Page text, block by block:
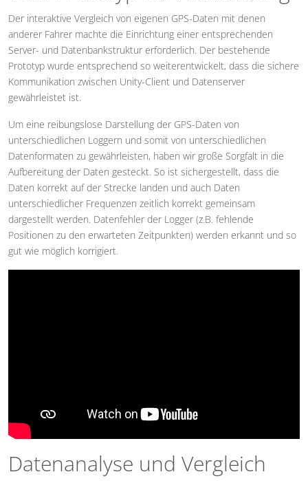
Der interaktive Vergleich von eigenen GPS-Daten mit denen
anderer Fahrer machte die Einrichtung einer entsprechenden
Server- und Datenbankstruktur erforderlich. Der bestehende
Prototyp wurde entsprechend so weiterentwickelt, dass die sichere
Kommunikation zwischen Unity-Client und Datenserver
gewährleistet ist.
Um eine reibungslose Darstellung der GPS-Daten von
unterschiedlichen Loggern und somit von unterschiedlichen
Datenformaten zu gewährleisten, haben wir große Sorgfalt in die
Aufbereitung der Daten gesteckt. So ist sichergestellt, dass die
Daten korrekt auf der Strecke landen und auch Daten
unterschiedlicher Frequenzen zeitlich korrekt gemeinsam
dargestellt werden. Datenfehler der Logger (z.B. fehlende
Positionen zu den erwarteten Zeitpunkten) werden erkannt und so
gut wie möglich korrigiert.
Datenanalyse und Vergleich